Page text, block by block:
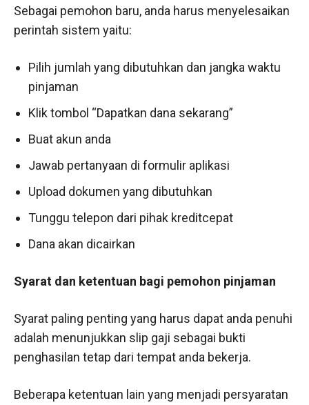
Sebagai pemohon baru, anda harus menyelesaikan
perintah sistem yaitu:
Pilih jumlah yang dibutuhkan dan jangka waktu
pinjaman
Klik tombol “Dapatkan dana sekarang”
Buat akun anda
Jawab pertanyaan di formulir aplikasi
Upload dokumen yang dibutuhkan
Tunggu telepon dari pihak kreditcepat
Dana akan dicairkan
Syarat dan ketentuan bagi pemohon pinjaman
Syarat paling penting yang harus dapat anda penuhi
adalah menunjukkan slip gaji sebagai bukti
penghasilan tetap dari tempat anda bekerja.
Beberapa ketentuan lain yang menjadi persyaratan